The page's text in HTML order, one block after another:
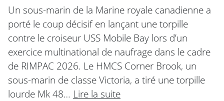
Un sous-marin de la Marine royale canadienne a
porté le coup décisif en lançant une torpille
contre le croiseur USS Mobile Bay lors d’un
exercice multinational de naufrage dans le cadre
de RIMPAC 2026. Le HMCS Corner Brook, un
sous-marin de classe Victoria, a tiré une torpille
lourde Mk 48… Lire la suite